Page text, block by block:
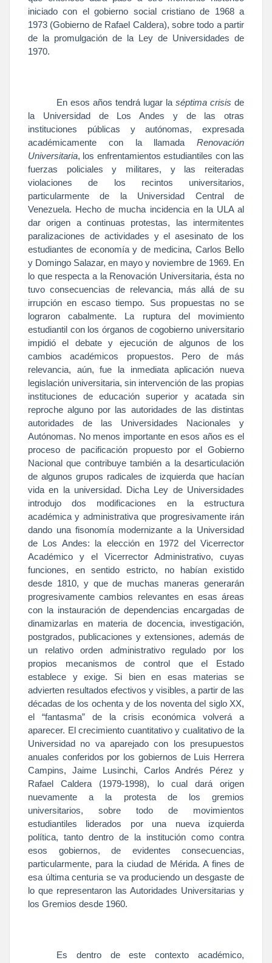
iniciado con el gobierno social cristiano de 1968 a
1973 (Gobierno de Rafael Caldera), sobre todo a partir
de la promulgación de
la Ley de Universidades de
1970.
En esos años tendrá lugar laséptima crisis de
la Universidad
de Los Andes y de las otras
instituciones públicas y autónomas, expresada
académicamente con la llamada Renovación
Universitaria, los enfrentamientos estudiantiles con las
fuerzas policiales y militares, y las reiteradas
violaciones de los recintos universitarios,
particularmente de
la Universidad Central
de
Venezuela. Hecho de mucha incidencia en la ULAal
dar origen a continuas protestas, las intermitentes
paralizaciones de actividades y el asesinato de los
estudiantes de economía y de medicina, Carlos Bello
y Domingo Salazar, en mayo y noviembre de 1969. En
lo que respecta a la Renovación Universitaria, ésta no
tuvo consecuencias de relevancia, más allá de su
irrupción en escaso tiempo. Sus propuestas no se
lograron cabalmente. La ruptura del movimiento
estudiantil con los órganos de cogobierno universitario
impidió el debate y ejecución de algunos de los
cambios académicos propuestos. Pero de más
relevancia, aún, fue la inmediata aplicación nueva
legislación universitaria, sin intervención de las propias
instituciones de educación superior y acatada sin
reproche alguno por las autoridades de las distintas
autoridades de las Universidades Nacionales y
Autónomas. No menos importante en esos años es el
proceso de pacificación propuesto por el Gobierno
Nacional que contribuye también a la desarticulación
de algunos grupos radicales de izquierda que hacían
vida en la universidad. Dicha Ley de Universidades
introdujo dos modificaciones en la estructura
académica y administrativa que progresivamente irán
dando una fisonomía modernizante a
la Universidad
de Los Andes: la elección en 1972 del Vicerrector
Académico y el Vicerrector Administrativo, cuyas
funciones, en sentido estricto, no habían existido
desde 1810, y que de muchas maneras generarán
progresivamente cambios relevantes en esas áreas
con la instauración de dependencias encargadas de
dinamizarlas en materia de docencia, investigación,
postgrados, publicaciones y extensiones, además de
un relativo orden administrativo regulado por los
propios mecanismos de control que el Estado
establece y exige. Si bien en esas materias se
advierten resultados efectivos y visibles, a partir de las
décadas de los ochenta y de los noventa del siglo XX,
el “fantasma” de la crisis económica volverá a
aparecer. El crecimiento cuantitativo y cualitativo de la
Universidad
no va aparejado con los presupuestos
anuales conferidos por los gobiernos de Luis Herrera
Campins, Jaime Lusinchi, Carlos Andrés Pérez y
Rafael Caldera (1979-1998), lo cual dará origen
nuevamente a la protesta de los gremios
universitarios, sobre todo de movimientos
estudiantiles liderados por una nueva izquierda
política, tanto dentro de la institución como contra
esos gobiernos, de evidentes consecuencias,
particularmente, para la ciudad de Mérida. A fines de
esa última centuria se va produciendo un desgaste de
lo que representaron las Autoridades Universitarias y
los Gremios desde 1960.
Es dentro de este contexto académico,